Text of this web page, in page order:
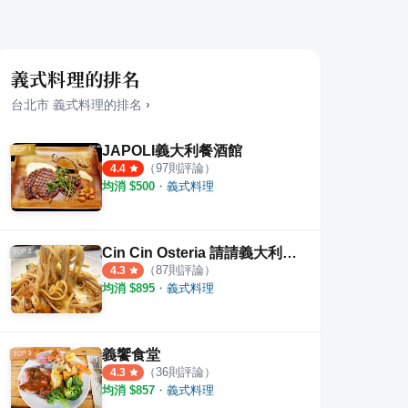
義式料理的排名
台北市 義式料理的排名 ›
JAPOLI義大利餐酒館
4.4 （97則評論）
均消 $500 ・ 義式料理
Cin Cin Osteria 請請義大利餐廳 慶城店
4.3 （87則評論）
均消 $895 ・ 義式料理
義饗食堂
4.3 （36則評論）
均消 $857 ・ 義式料理